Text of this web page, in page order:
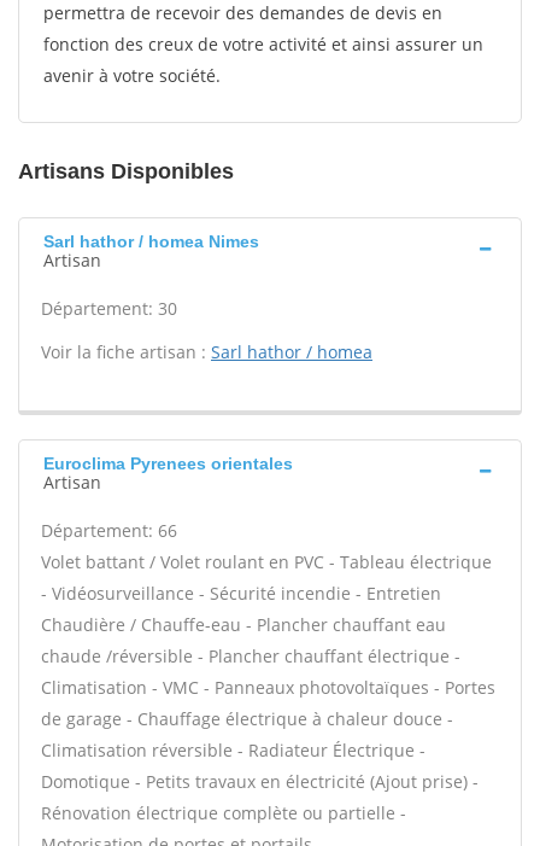
permettra de recevoir des demandes de devis en
fonction des creux de votre activité et ainsi assurer un
avenir à votre société.
Artisans Disponibles
Sarl hathor / homea Nimes
Artisan
Département: 30
Voir la fiche artisan : Sarl hathor / homea
Euroclima Pyrenees orientales
Artisan
Département: 66
Volet battant / Volet roulant en PVC - Tableau électrique
- Vidéosurveillance - Sécurité incendie - Entretien
Chaudière / Chauffe-eau - Plancher chauffant eau
chaude /réversible - Plancher chauffant électrique -
Climatisation - VMC - Panneaux photovoltaïques - Portes
de garage - Chauffage électrique à chaleur douce -
Climatisation réversible - Radiateur Électrique -
Domotique - Petits travaux en électricité (Ajout prise) -
Rénovation électrique complète ou partielle -